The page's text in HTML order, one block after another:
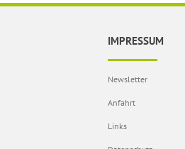
IMPRESSUM
Newsletter
Anfahrt
Links